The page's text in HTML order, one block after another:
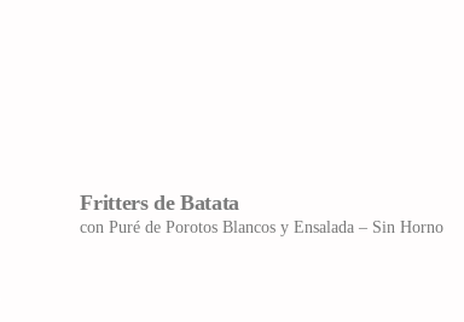
Fritters de Batata
con Puré de Porotos Blancos y Ensalada – Sin Horno